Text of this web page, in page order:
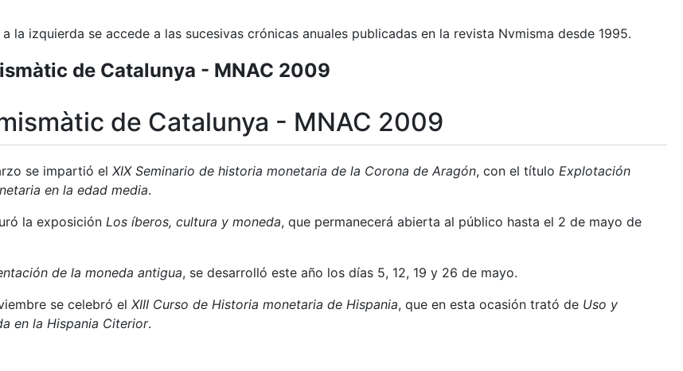
la izquierda se accede a las sucesivas crónicas anuales publicadas en la revista Nvmisma desde 1995.
de Catalunya - MNAC 2009
de Catalunya - MNAC 2009
se impartió el XIX Seminario de historia monetaria de la Corona de Aragón, con el título Explotación
en la edad media.
la exposición Los íberos, cultura y moneda, que permanecerá abierta al público hasta el 2 de mayo de
de la moneda antigua, se desarrolló este año los días 5, 12, 19 y 26 de mayo.
se celebró el XIII Curso de Historia monetaria de Hispania, que en esta ocasión trató de Uso y
en la Hispania Citerior.